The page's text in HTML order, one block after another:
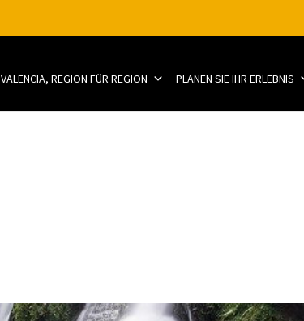
VALENCIA, REGION FÜR REGION PLANEN SIE IHR ERLEBNIS